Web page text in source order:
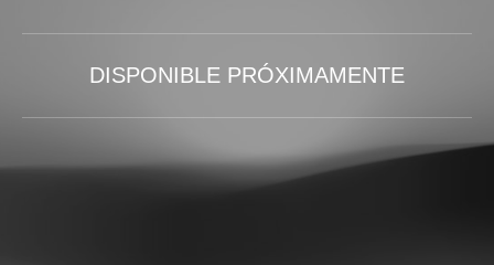
DISPONIBLE PRÓXIMAMENTE